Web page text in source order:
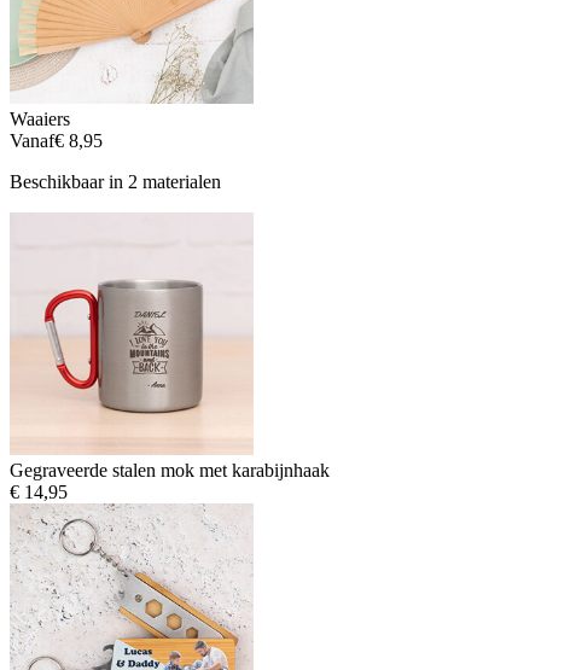
Waaiers
Vanaf€ 8,95
Beschikbaar in 2 materialen
Gegraveerde stalen mok met karabijnhaak
€ 14,95